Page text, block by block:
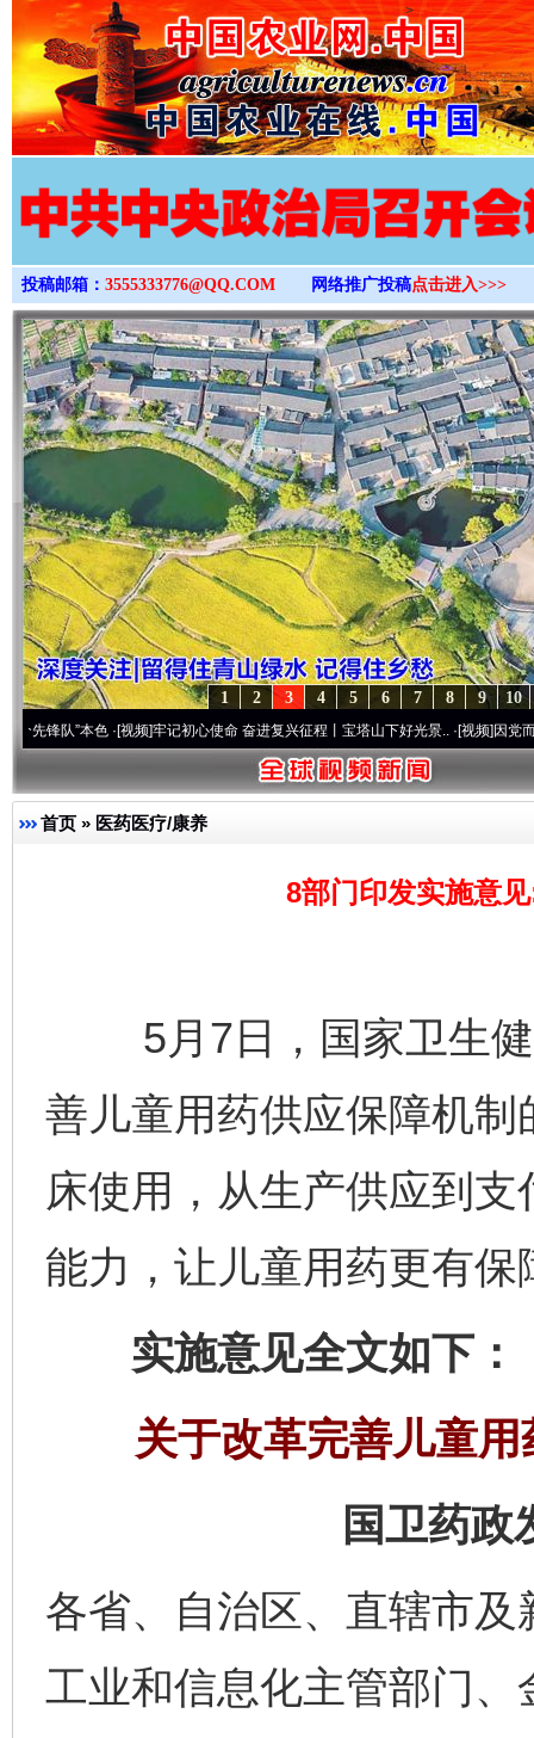
>
投稿邮箱： 3555333776@QQ.COM 网络推广投稿点击进入>>>
10
9
8
7
6
5
4
3
2
1
色·[视频]牢记初心使命 奋进复兴征程丨宝塔山下好光景..·[视频]因党而生 为党而
首页 » 医药医疗/康养
8部门印发实施意
5月7日，国家卫生健
善儿童用药供应保障机
床使用，从生产供应到
能力，让儿童用药更有保
实施意见全文如下：
关于改革完善儿童
国卫药政
各省、自治区、直辖市
工业和信息化主管部门